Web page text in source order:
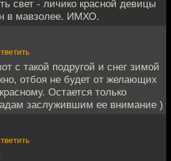
свет - личико красной девицы
в мавзолее. ИМХО.
с такой подругой и снег зимой
отбоя не будет от желающих
Остается только
заслужившим ее внимание )